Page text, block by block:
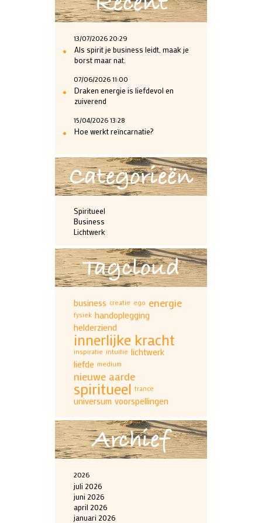
13/07/2026 20:29
•
Als spirit je business leidt, maak je
borst maar nat.
07/06/2026 11:00
•
Draken energie is liefdevol en
zuiverend
15/04/2026 13:28
• Hoe werkt reïncarnatie?
Categorieën
Spiritueel
Business
Lichtwerk
Tagcloud
business creatie ego energie
fysiek handoplegging
helderziend
innerlijke kracht
inspiratie intuitie lichtwerk
liefde medium
nieuwe aarde
spiritueel trance
universum voorspellingen
Archief
2026
juli 2026
juni 2026
april 2026
januari 2026